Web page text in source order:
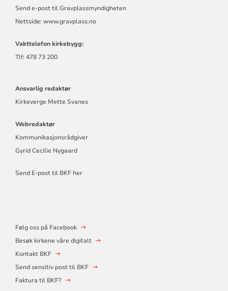
Send e-post til Gravplassmyndigheten
Nettside: www.gravplass.no
Vakttelefon kirkebygg:
Tlf: 478 73 200
Ansvarlig redaktør
Kirkeverge Mette Svanes
Webredaktør
Kommunikasjonsrådgiver
Gyrid Cecilie Nygaard
Send E-post til BKF her
Følg oss på Facebook
Besøk kirkene våre digitalt
Kontakt BKF
Send sensitiv post til BKF
Faktura til BKF?